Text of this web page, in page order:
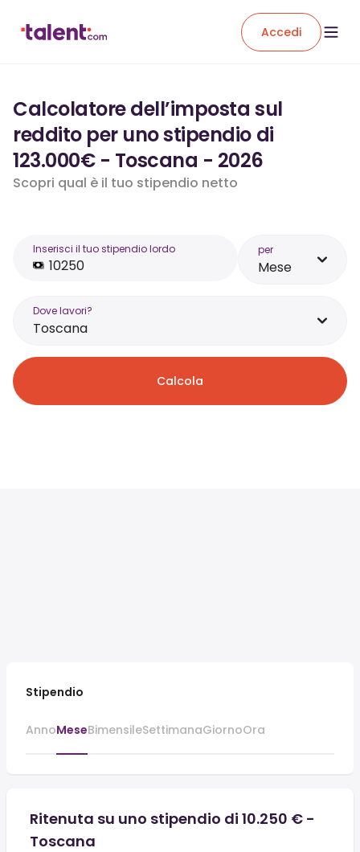
Accedi
Calcolatore dell’imposta sul
reddito per uno stipendio di
123.000€ - Toscana - 2026
Scopri qual è il tuo stipendio netto
Inserisci il tuo stipendio lordo per
Mese
Dove lavori?
Toscana
Calcola
Stipendio
AnnoMeseBimensileSettimanaGiornoOra
Ritenuta su uno stipendio di 10.250 € -
Toscana